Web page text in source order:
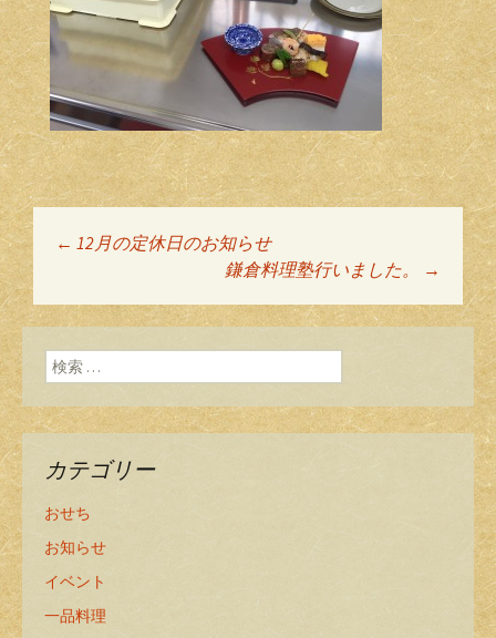
投稿ナビゲーショ
ン
← 12月の定休日のお知らせ
鎌倉料理塾行いました。
→
検索:
カテゴリー
おせち
お知らせ
イベント
一品料理